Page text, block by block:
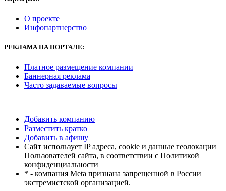
О проекте
Инфопартнерство
РЕКЛАМАНА ПОРТАЛЕ:
Платное размещение компании
Баннерная реклама
Часто задаваемые вопросы
Добавить компанию
Разместить кратко
Добавить в афишу
Сайт использует IP адреса, cookie и данные геолокации
Пользователей сайта, в соответствии с Политикой
конфиденциальности
* - компания Meta признана запрещенной в России
экстремистской организацией.